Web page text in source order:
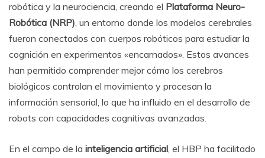
robótica y la neurociencia, creando el Plataforma Neuro-
Robótica (NRP), un entorno donde los modelos cerebrales
fueron conectados con cuerpos robóticos para estudiar la
cognición en experimentos «encarnados». Estos avances
han permitido comprender mejor cómo los cerebros
biológicos controlan el movimiento y procesan la
información sensorial, lo que ha influido en el desarrollo de
robots con capacidades cognitivas avanzadas.
En el campo de la inteligencia artificial, el HBP ha facilitado